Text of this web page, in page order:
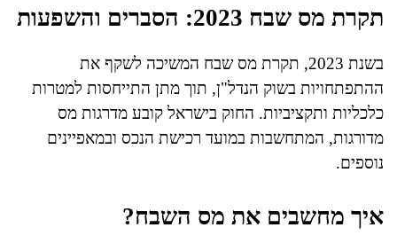
תקרת מס שבח 2023: הסברים והשפעות
בשנת 2023, תקרת מס שבח המשיכה לשקף את
ההתפתחויות בשוק הנדל"ן, תוך מתן התייחסות למטרות
כלכליות ותקציביות. החוק בישראל קובע מדרגות מס
מדורגות, המתחשבות במועד רכישת הנכס ובמאפיינים
נוספים.
איך מחשבים את מס השבח?